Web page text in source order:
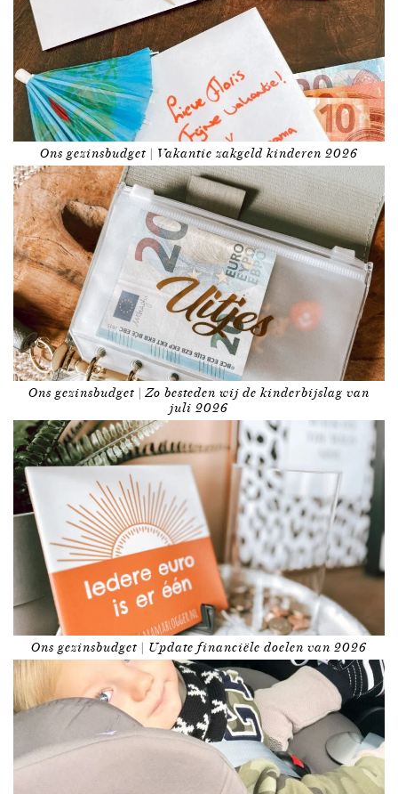
Ons gezinsbudget | Vakantie zakgeld kinderen 2026
Ons gezinsbudget | Zo besteden wij de kinderbijslag van
juli 2026
Ons gezinsbudget | Update financiële doelen van 2026